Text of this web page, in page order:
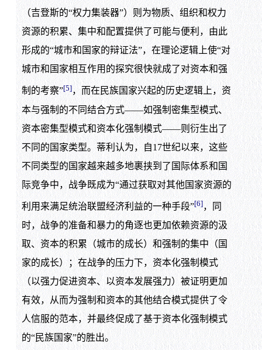
（吉登斯的“权力集装器”）则为物质、组织和权力
资源的积累、集中和配置提供了可能与便利，由此
形成的“城市和国家的辩证法”，在理论逻辑上使“对
城市和国家相互作用的探究很快就成了对资本和强
制的考察”[5]，而在民族国家兴起的历史逻辑上，资
本与强制的不同结合方式——如强制密集型模式、
资本密集型模式和资本化强制模式——则衍生出了
不同的国家类型。蒂利认为，自17世纪以来，这些
不同类型的国家越来越多地裹挟到了国际体系和国
际竞争中，战争既成为“通过获取对其他国家资源的
利用来满足统治联盟经济利益的一种手段”[6]，同
时，战争的准备和暴力的角逐也更加依赖资源的汲
取、资本的积累（城市的成长）和强制的集中（国
家的成长）；在战争的压力下，资本化强制模式
（以强力促进资本、以资本发展强力）被证明更加
有效，从而为强制和资本的其他结合模式提供了令
人信服的范本，并最终促成了基于资本化强制模式
的“民族国家”的胜出。